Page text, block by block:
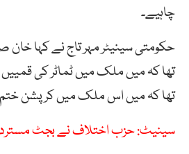
چاہیے۔
حکومتی سینیٹر مہر تاج نے کہا خان
تھا کہ میں ملک میں ٹماٹر کی قمییں
تھا کہ میں اس ملک میں کرپشن ختم
سینیٹ: حزب اختلاف نے بجٹ مسترد